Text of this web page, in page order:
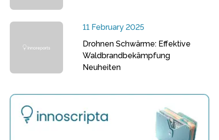
11 February 2025
Drohnen Schwärme: Effektive
Waldbrandbekämpfung
Neuheiten